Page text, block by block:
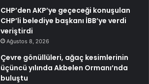
CHP’den AKP’ye geçeceği konuşulan
CHP’li belediye başkanı İBB’ye verdi
veriştirdi
Ağustos 8, 2026
Çevre gönüllüleri, ağaç kesimlerinin
üçüncü yılında Akbelen Ormanı’nda
buluştu